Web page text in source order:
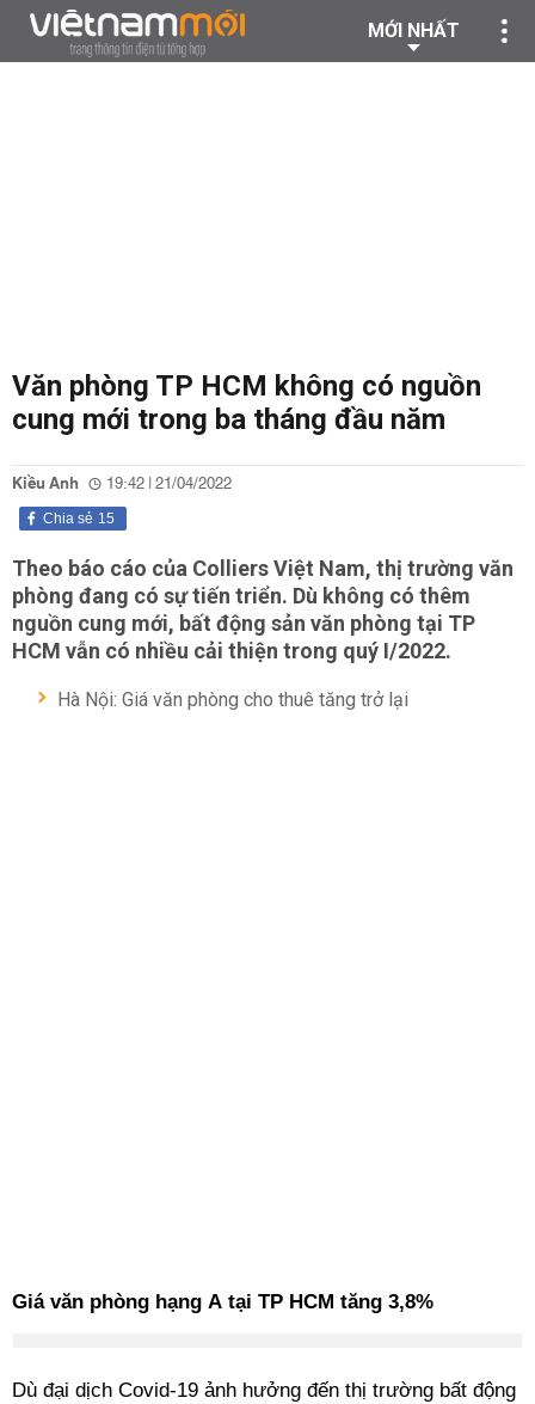
MỚI NHẤT
Văn phòng TP HCM không có nguồn
cung mới trong ba tháng đầu năm
Kiều Anh 19:42 | 21/04/2022
15
Chia sẻ
Theo báo cáo của Colliers Việt Nam, thị trường văn
phòng đang có sự tiến triển. Dù không có thêm
nguồn cung mới, bất động sản văn phòng tại TP
HCM vẫn có nhiều cải thiện trong quý I/2022.
Hà Nội: Giá văn phòng cho thuê tăng trở lại
Giá văn phòng hạng A tại TP HCM tăng 3,8%
Dù đại dịch Covid-19 ảnh hưởng đến thị trường bất động